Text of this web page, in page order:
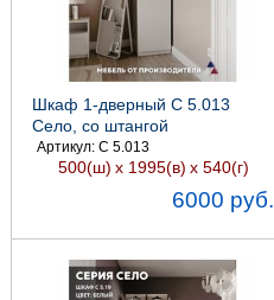
Шкаф 1-дверный С 5.013
Село, со штангой
500х1995х540, Боровичи
Мебель
Артикул: С 5.013
500(ш) х 1995(в) х 540(г)
6000 руб.